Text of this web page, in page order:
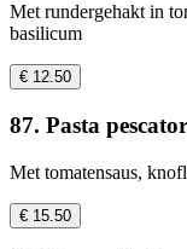
Met rundergehakt in
basilicum
€ 12.50
87. Pasta
Met tomatensaus,
€ 15.50